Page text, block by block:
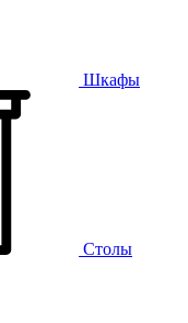
Шкафы
Столы